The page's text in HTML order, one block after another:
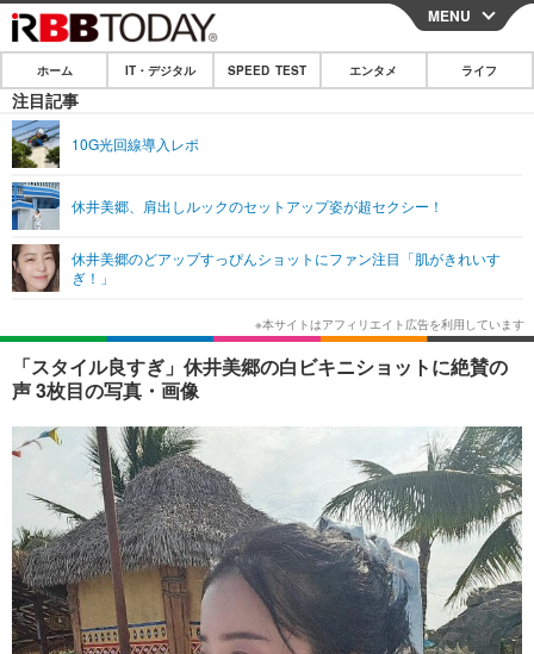
CLOSE
ホーム
IT・デジタル
ショッピング その他
SPEED TEST
エンタメ
エンタメTOP
韓国・芸能
音楽 スポーツ
ショッピング その他
ライフ
ライフTOP グルメ
ペット ショッピング
その他
リリース一覧
プッシュ通知の停止方法
MENU
ホーム IT・デジタル SPEED TEST エンタメ ライフ
注目記事
10G光回線導入レポ
休井美郷、肩出しルックのセットアップ姿が超セクシー！
休井美郷のどアップすっぴんショットにファン注目「肌がきれいす
ぎ！」
「スタイル良すぎ」休井美郷の白ビキニショットに絶賛の
声 3枚目の写真・画像